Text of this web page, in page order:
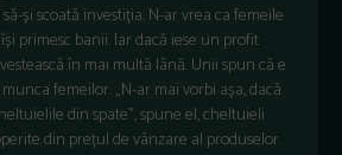
și scoată investiția. N-ar vrea ca femeile
primesc banii. Iar dacă iese un profit
în mai multă lână. Unii spun că e
femeilor. „N-ar mai vorbi așa, dacă
din spate”, spune el, cheltuieli
din prețul de vânzare al produselor.